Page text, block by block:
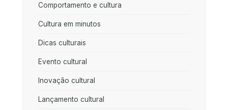
Comportamento e cultura
Cultura em minutos
Dicas culturais
Evento cultural
Inovação cultural
Lançamento cultural